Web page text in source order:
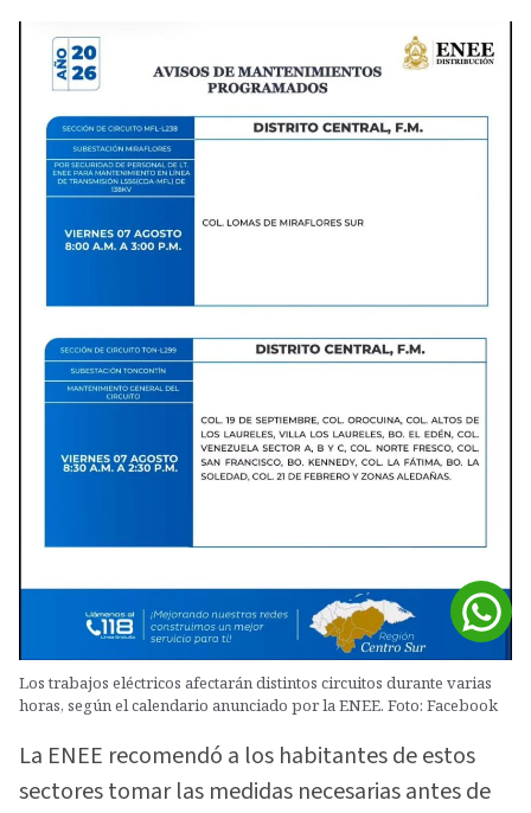
Los trabajos eléctricos afectarán distintos circuitos durante varias
horas, según el calendario anunciado por la ENEE. Foto: Facebook
La ENEE recomendó a los habitantes de estos
sectores tomar las medidas necesarias antes de